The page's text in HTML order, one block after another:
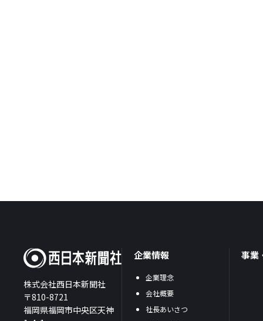
株式会社西日本新聞社
〒810-8721
福岡県福岡市中央区天神
企業情報
企業理念
会社概要
社長あいさつ
事業